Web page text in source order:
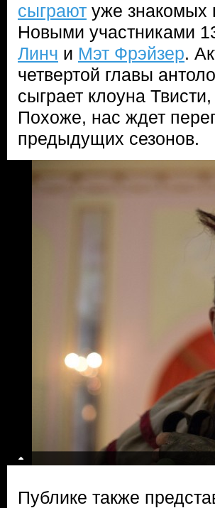
сыграют уже
Новыми участниками
Линч и Мэт Фрэйзер.
четвертой главы
сыграет клоуна
Похоже, нас ждет
предыдущих сезонов.
Публике также